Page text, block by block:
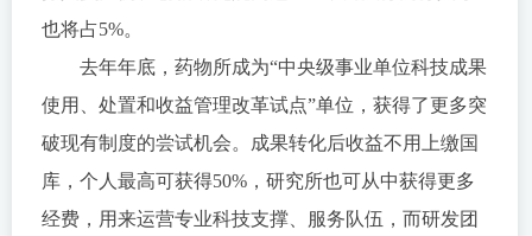
也将占5%。
去年年底，药物所成为“中央级事业单位科技成果
使用、处置和收益管理改革试点”单位，获得了更多突
破现有制度的尝试机会。成果转化后收益不用上缴国
库，个人最高可获得50%，研究所也可从中获得更多
经费，用来运营专业科技支撑、服务队伍，而研发团